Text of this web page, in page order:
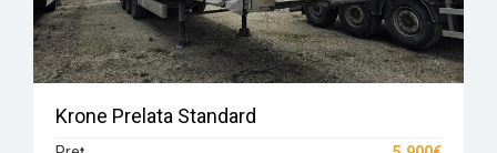
Krone Prelata Standard